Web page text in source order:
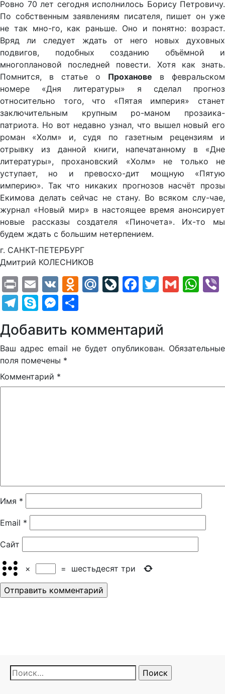
Ровно 70 лет сегодня исполнилось Борису Петровичу.
По собственным заявлениям писателя, пишет он уже
не так мно-го, как раньше. Оно и понятно: возраст.
Вряд ли следует ждать от него новых духовных
подвигов, подобных созданию объёмной и
многоплановой последней повести. Хотя как знать.
Помнится, в статье о Проханове в февральском
номере «Дня литературы» я сделал прогноз
относительно того, что «Пятая империя» станет
заключительным крупным ро-маном прозаика-
патриота. Но вот недавно узнал, что вышел новый его
роман «Холм» и, судя по газетным рецензиям и
отрывку из данной книги, напечатанному в «Дне
литературы», прохановский «Холм» не только не
уступает, но и превосхо-дит мощную «Пятую
империю». Так что никаких прогнозов насчёт прозы
Екимова делать сейчас не стану. Во всяком слу-чае,
журнал «Новый мир» в настоящее время анонсирует
новые рассказы создателя «Пиночета». Их-то мы
будем ждать с большим нетерпением.
г. САНКТ-ПЕТЕРБУРГ
Дмитрий КОЛЕСНИКОВ
PrintEmail
VK Odnoklassniki
Mail.Ru
LiveJournal
Facebook
Twitter
Gmail
Telegram
SkypeMessenger
Добавить комментарий
Ваш адрес email не будет опубликован. Обязательные
поля помечены *
Комментарий *
Имя *
Email *
Сайт
× = шестьдесят три
Найти: